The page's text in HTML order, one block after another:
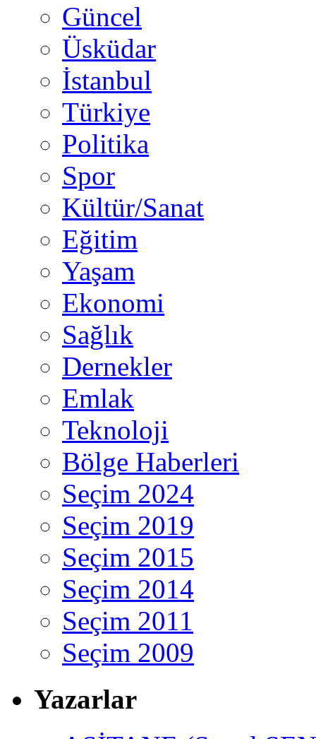
Güncel
Üsküdar
İstanbul
Türkiye
Politika
Spor
Kültür/Sanat
Eğitim
Yaşam
Ekonomi
Sağlık
Dernekler
Emlak
Teknoloji
Bölge Haberleri
Seçim 2024
Seçim 2019
Seçim 2015
Seçim 2014
Seçim 2011
Seçim 2009
Yazarlar